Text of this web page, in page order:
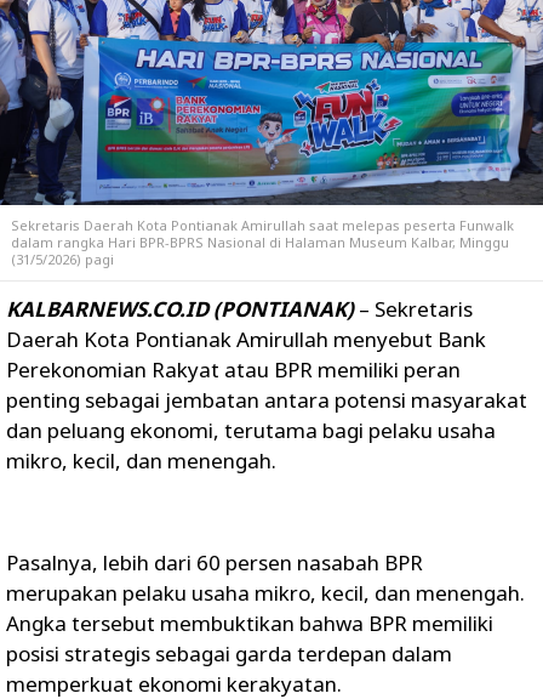
Sekretaris Daerah Kota Pontianak Amirullah saat melepas peserta Funwalk
dalam rangka Hari BPR-BPRS Nasional di Halaman Museum Kalbar, Minggu
(31/5/2026) pagi
KALBARNEWS.CO.ID (PONTIANAK)– Sekretaris
Daerah Kota Pontianak Amirullah menyebut Bank
Perekonomian Rakyat atau BPR memiliki peran
penting sebagai jembatan antara potensi masyarakat
dan peluang ekonomi, terutama bagi pelaku usaha
mikro, kecil, dan menengah.
Pasalnya, lebih dari 60 persen nasabah BPR
merupakan pelaku usaha mikro, kecil, dan menengah.
Angka tersebut membuktikan bahwa BPR memiliki
posisi strategis sebagai garda terdepan dalam
memperkuat ekonomi kerakyatan.